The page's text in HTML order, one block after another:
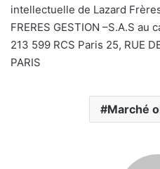
intellectuelle de Lazard
FRERES GESTION –S.A.S
213 599 RCS Paris 25, RUE
PARIS
Marché